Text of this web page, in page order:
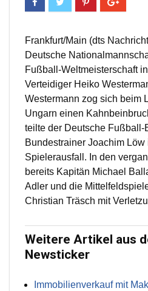
Frankfurt/Main (dts
Deutsche
Fußball-Weltmeisterschaft
Verteidiger Heiko
Westermann zog sich beim
Ungarn einen
teilte der Deutsche Fußball-
Bundestrainer Joachim
Spielerausfall. In den
bereits Kapitän Michael
Adler und die
Christian Träsch mit
Weitere Artikel aus
Newsticker
Immobilienverkauf mit